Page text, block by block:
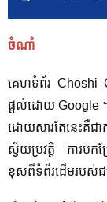
ចំណាំ
គេហទំព័រ Choshi
ផ្តល់ដោយ Google
ដោយសារតែនេះគឺជា
ស្វ័យប្រវត្តិ ការបក
ខុស​ពី​ទំព័រ​ដើម​របស់​